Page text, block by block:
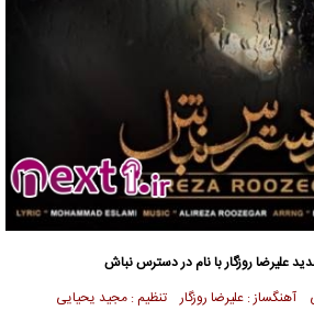
علیرضا روزگاربا نام در دسترس نباش
آهنگساز : علیرضا روزگار تنظیم : مجید یحیایی